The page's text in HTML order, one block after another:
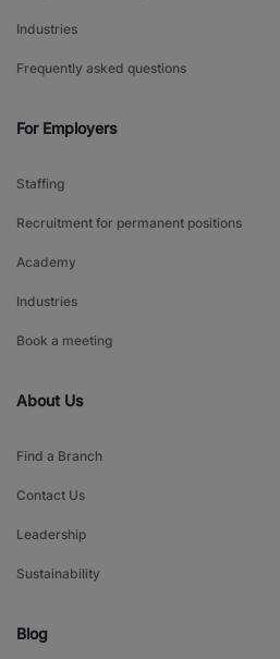
Industries
Frequently asked questions
For Employers
Staffing
Recruitment for permanent positions
Academy
Industries
Book a meeting
About Us
Find a Branch
Contact Us
Leadership
Sustainability
Blog